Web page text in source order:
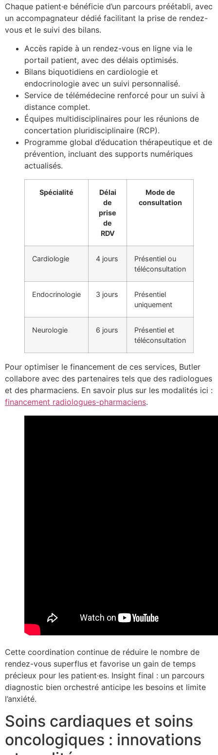
Chaque patient·e bénéficie d’un parcours préétabli, avec
un accompagnateur dédié facilitant la prise de rendez-
vous et le suivi des bilans.
Accès rapide à un rendez-vous en ligne via le
portail patient, avec des délais optimisés.
Bilans biquotidiens en cardiologie et
endocrinologie avec un suivi personnalisé.
Service de télémédecine renforcé pour un suivi à
distance complet.
Équipes multidisciplinaires pour les réunions de
concertation pluridisciplinaire (RCP).
Programme global d’éducation thérapeutique et de
prévention, incluant des supports numériques
actualisés.
Spécialité
Délai
de
prise
de
RDV
Mode de
consultation
Cardiologie 4 jours
Présentiel ou
téléconsultation
Endocrinologie 3 jours
Présentiel
uniquement
Neurologie 6 jours
Présentiel et
téléconsultation
Pour optimiser le financement de ces services, Butler
collabore avec des partenaires tels que des radiologues
et des pharmaciens. En savoir plus sur les modalités ici :
financement radiologues-pharmaciens.
Cette coordination continue de réduire le nombre de
rendez-vous superflus et favorise un gain de temps
précieux pour les patient·es. Insight final : un parcours
diagnostic bien orchestré anticipe les besoins et limite
l’anxiété.
Soins cardiaques et soins
oncologiques : innovations